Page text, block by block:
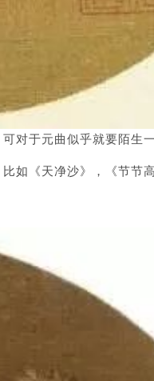
对于元曲似乎就要陌生一
比如 《天净沙》，《节节